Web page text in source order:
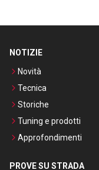
NOTIZIE
Novità
Tecnica
Storiche
Tuning e prodotti
Approfondimenti
PROVE SU STRADA